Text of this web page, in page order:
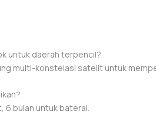
untuk daerah terpencil?
multi-konstelasi satelit untuk
6 bulan untuk baterai.